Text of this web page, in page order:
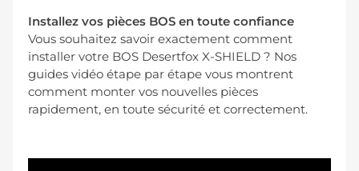
Installez vos pièces BOS en toute confiance
Vous souhaitez savoir exactement comment
installer votre BOS Desertfox X-SHIELD ? Nos
guides vidéo étape par étape vous montrent
comment monter vos nouvelles pièces
rapidement, en toute sécurité et correctement.